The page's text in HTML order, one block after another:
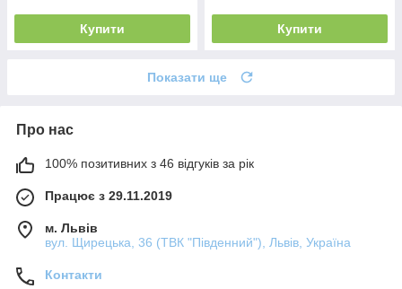
Купити Купити
Показати ще
Про нас
100% позитивних з 46 відгуків за рік
Працює з 29.11.2019
м. Львів
вул. Щирецька, 36 (ТВК "Південний"), Львів, Україна
Контакти